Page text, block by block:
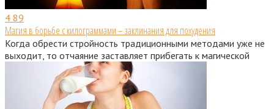
4 89
Магия в борьбе с килограммами – заклинания для похудения
Когда обрести стройность традиционными методами уже не
выходит, то отчаяние заставляет прибегать к магической